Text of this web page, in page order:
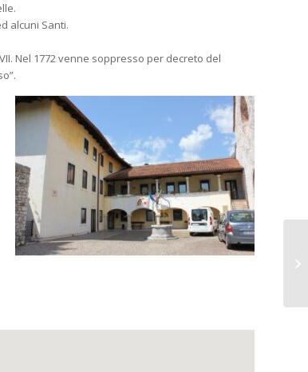
alcuni Santi.
Nel 1772 venne soppresso per decreto del